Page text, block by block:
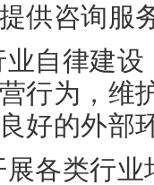
供咨询服
业自律建
行为，维
好的外部
展各类行